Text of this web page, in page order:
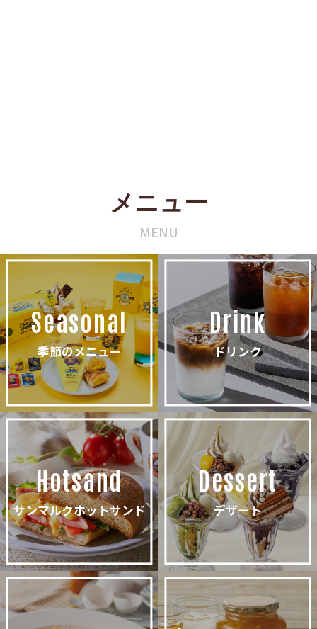
メニュー
MENU
Seasonal
季節のメニュー
Drink
ドリンク
Hotsand
サンマルクホットサンド
Dessert
デザート